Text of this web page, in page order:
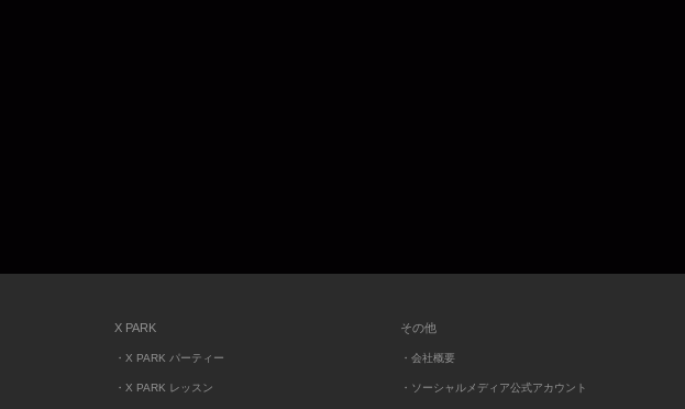
X PARK
・X PARK パーティー
・X PARK レッスン
その他
・会社概要
・ソーシャルメディア公式アカウント